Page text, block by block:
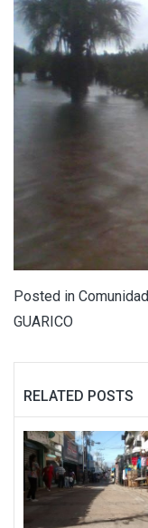
Posted in Comunidad
GUARICO
RELATED POSTS